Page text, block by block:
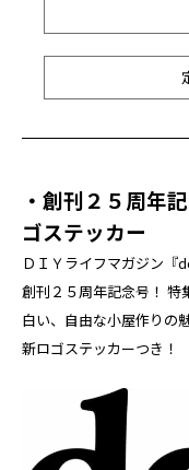
・創刊２５周年
ゴステッカー
ＤＩＹライフマガジン『
創刊２５周年記念号！ 特
白い、自由な小屋作りの
新ロゴステッカーつき！